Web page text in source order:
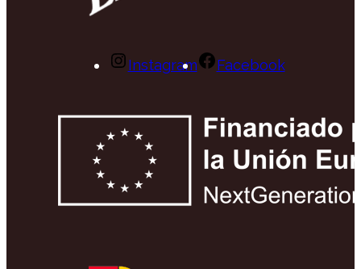
Instagram Facebook